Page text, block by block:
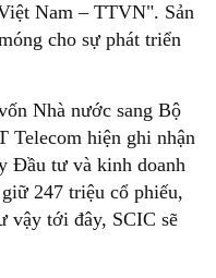
Nam – TTVN". Sản
cho sự phát triển
Nhà nước sang Bộ
Telecom hiện ghi nhận
Đầu tư và kinh doanh
247 triệu cổ phiếu,
vậy tới đây, SCIC sẽ